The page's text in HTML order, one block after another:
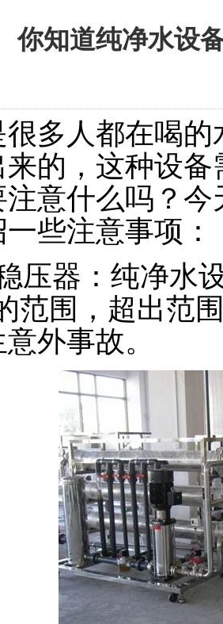
你知道纯净水设
多人都在喝
的，这种设
意什么吗？今
些注意事项：
压器：纯净水
范围，超出范
外事故。